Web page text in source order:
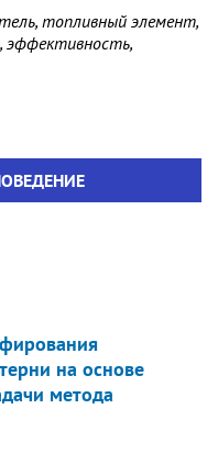
топливный элемент,
эффективность,
на основе
метода